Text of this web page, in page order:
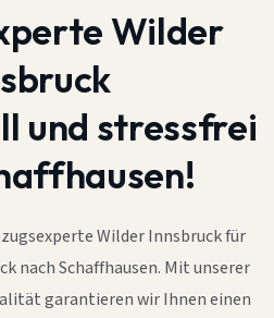
Wilder
und stressfrei
Wilder Innsbruck für
nach Schaffhausen. Mit unserer
garantieren wir Ihnen einen